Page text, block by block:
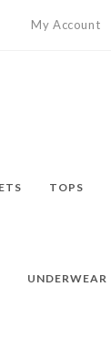
My Account
TOPS
UNDERWEAR